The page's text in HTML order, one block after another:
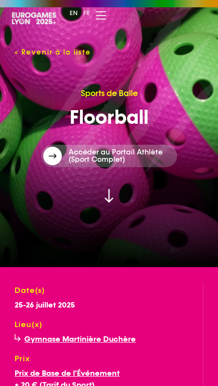
EN FR
<Revenir à la liste
Sports de Balle
Floorball
Accéder au Portail Athlète
(Sport Complet)
Date(s)
25-26 juillet 2025
Lieu(x)
Gymnase Martinière Duchère
Prix
Prix de Base de l'Événement